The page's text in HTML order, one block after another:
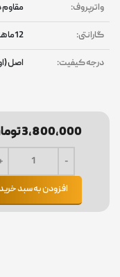
مقاوم در
کیفیت: اصل
3,800,000 تومان
افزودن به سبد خرید